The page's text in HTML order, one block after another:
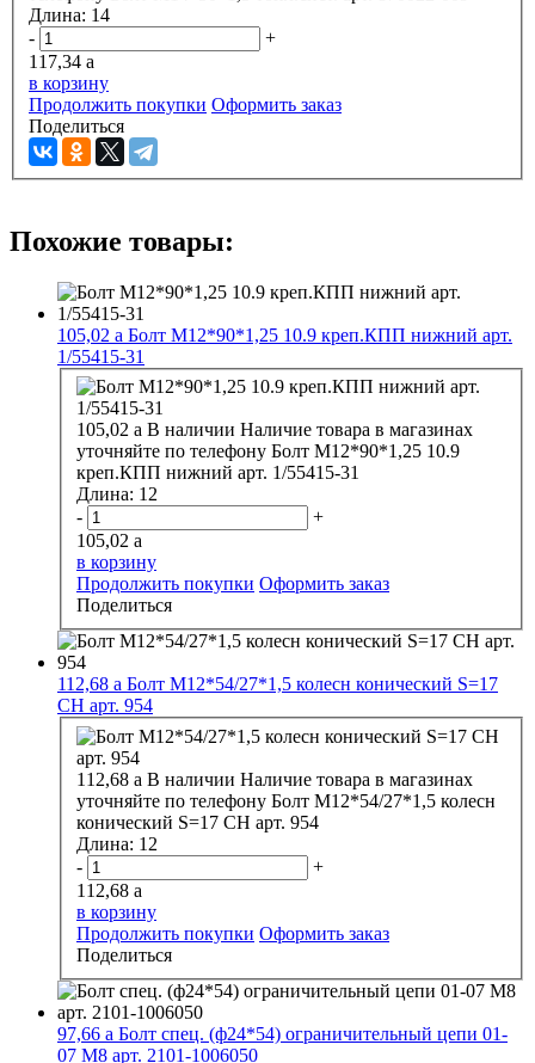
Длина: 14
-
+
117,34 a
в корзину
Продолжить покупки Оформить заказ
Поделиться
Похожие товары:
105,02 a Болт М12*90*1,25 10.9 креп.КПП нижний арт.
1/55415-31
105,02 a В наличии Наличие товара в магазинах
уточняйте по телефону Болт М12*90*1,25 10.9
креп.КПП нижний арт. 1/55415-31
Длина: 12
-
+
105,02 a
в корзину
Продолжить покупки Оформить заказ
Поделиться
112,68 a Болт М12*54/27*1,5 колесн конический S=17
CH арт. 954
112,68 a В наличии Наличие товара в магазинах
уточняйте по телефону Болт М12*54/27*1,5 колесн
конический S=17 CH арт. 954
Длина: 12
-
+
112,68 a
в корзину
Продолжить покупки Оформить заказ
Поделиться
97,66 a Болт спец. (ф24*54) ограничительный цепи 01-
07 М8 арт. 2101-1006050